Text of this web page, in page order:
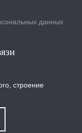
данных
строение